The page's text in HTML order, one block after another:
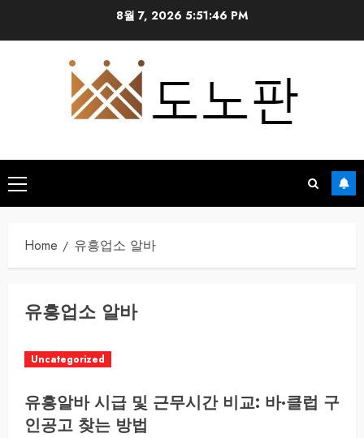
8월 7, 20265:51:47 PM
Primary
Menu
Home 유흥업소 알바
유흥업소 알바
Uncategorized
유흥알바 시급 및 근무시간 비교: 바·클럽 구
인공고 찾는 방법